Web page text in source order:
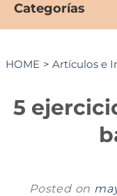
Categorías
HOME > Artículos e
5
Posted on